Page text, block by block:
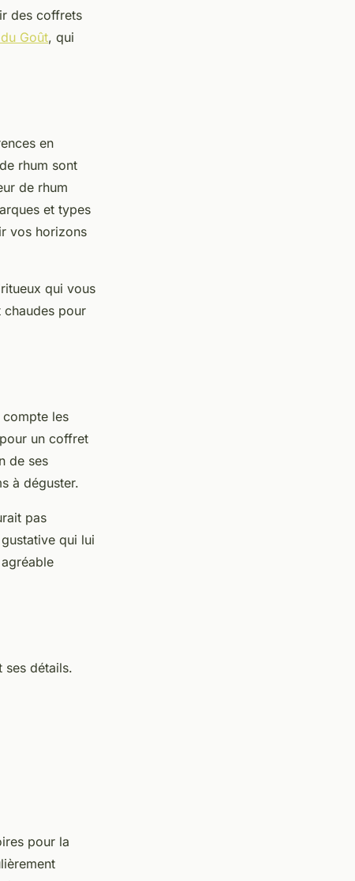
des coffrets
Goût, qui
en
rhum sont
de rhum
et types
vos horizons
qui vous
chaudes pour
les
un coffret
de ses
à déguster.
pas
qui lui
ses détails.
pour la